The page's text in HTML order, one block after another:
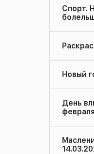
Спорт.
Новый
День